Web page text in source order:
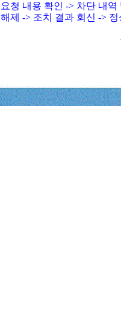
요청 내용 확인 -> 차단 내
해제 -> 조치 결과 회신 ->